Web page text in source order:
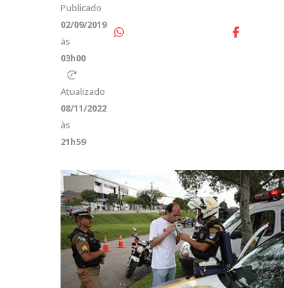
Publicado
02/09/2019
às
03h00
Atualizado
08/11/2022
às
21h59